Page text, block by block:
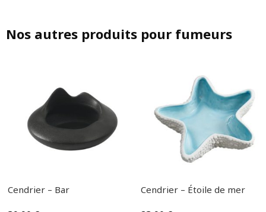
Nos autres produits pour fumeurs
Cendrier – Bar Cendrier – Étoile de mer